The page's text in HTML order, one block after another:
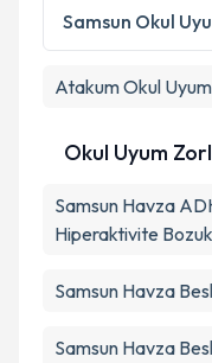
Metni
'ni
kapsamda
Samsun Okul
AtakumOkul
Okul Uyum
Samsun Havza
Hiperaktivite
Samsun Havza
Samsun Havza